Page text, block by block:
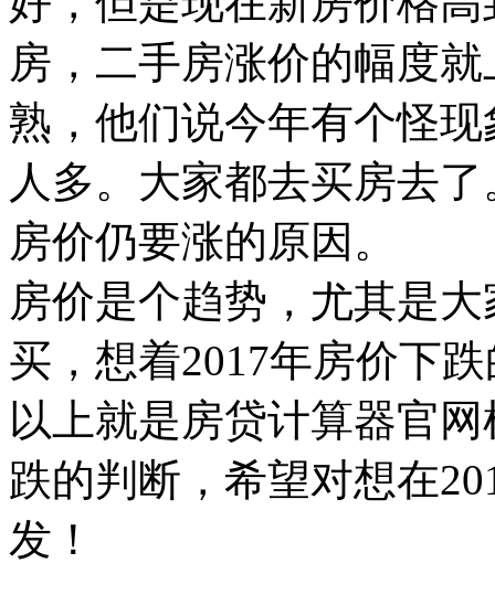
房，二手房涨价的幅度
熟，他们说今年有个怪
人多。大家都去买房去
房价仍要涨的原因。
房价是个趋势，尤其是
买，想着2017年房价下
以上就是房贷计算器官
跌的判断，希望对想在
发！